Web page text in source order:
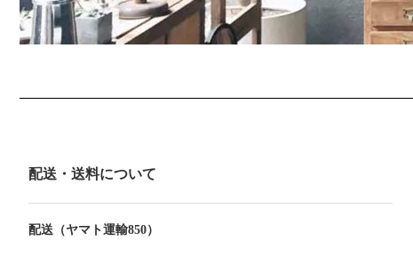
配送・送料について
配送（ヤマト運輸850）